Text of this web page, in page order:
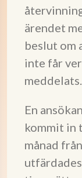
ärendet
beslut om
inte får
meddelats.
En
kommit in
månad